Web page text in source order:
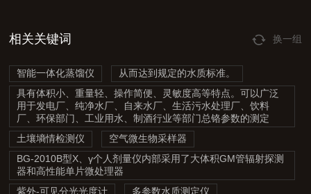
相关关键词 换一组
智能一体化蒸馏仪
从而达到规定的水质标准。
具有体积小、重量轻、操作简便、灵敏度高等特点。可以广泛
用于发电厂、纯净水厂、自来水厂、生活污水处理厂、饮料
厂、环保部门、工业用水、制酒行业等部门总铬参数的测定
土壤墒情检测仪
空气微生物采样器
BG-2010B型X、γ个人剂量仪内部采用了大体积GM管辐射探测
器和高性能单片微处理器
紫外-可见分光光度计
多参数水质测定仪